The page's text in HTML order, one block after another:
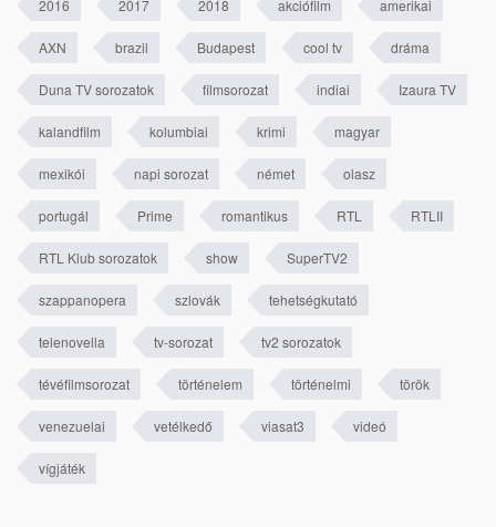
2016 2017 2018 akciófilm amerikai
AXN brazil Budapest cool tv dráma
Duna TV sorozatok filmsorozat indiai Izaura TV
kalandfilm kolumbiai krimi magyar
mexikói napi sorozat német olasz
portugál Prime romantikus RTL RTLII
RTL Klub sorozatok show SuperTV2
szappanopera szlovák tehetségkutató
telenovella tv-sorozat tv2 sorozatok
tévéfilmsorozat történelem történelmi török
venezuelai vetélkedő viasat3 videó
vígjáték